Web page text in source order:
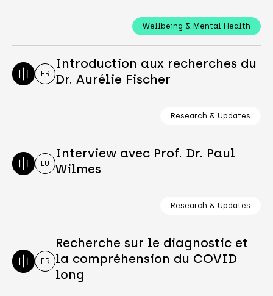
Wellbeing & Mental Health
FR
Introduction aux recherches du
Dr. Aurélie Fischer
Research & Updates
LU
Interview avec Prof. Dr. Paul
Wilmes
Research & Updates
FR
Recherche sur le diagnostic et
la compréhension du COVID
long